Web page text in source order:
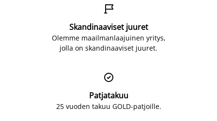

Skandinaaviset juuret
Olemme maailmanlaajuinen yritys,
jolla on skandinaaviset juuret.

Patjatakuu
25 vuoden takuu GOLD-patjoille.